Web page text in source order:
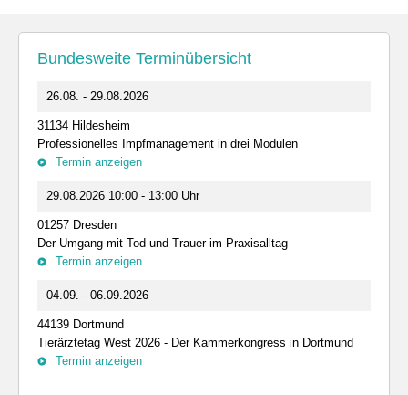
Bundesweite Terminübersicht
26.08. - 29.08.2026
31134 Hildesheim
Professionelles Impfmanagement in drei Modulen
Termin anzeigen
29.08.2026 10:00 - 13:00 Uhr
01257 Dresden
Der Umgang mit Tod und Trauer im Praxisalltag
Termin anzeigen
04.09. - 06.09.2026
44139 Dortmund
Tierärztetag West 2026 - Der Kammerkongress in Dortmund
Termin anzeigen